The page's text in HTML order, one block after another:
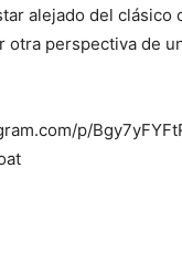
alejado del clásico
otra perspectiva de
p/